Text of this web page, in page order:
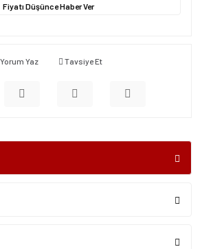
Fiyatı Düşünce Haber Ver
Yorum Yaz Tavsiye Et